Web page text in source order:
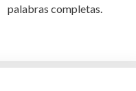
palabras completas.